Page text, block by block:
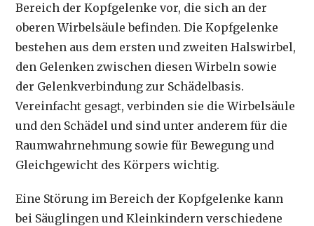
Bereich der Kopfgelenke vor, die sich an der
oberen Wirbelsäule befinden. Die Kopfgelenke
bestehen aus dem ersten und zweiten Halswirbel,
den Gelenken zwischen diesen Wirbeln sowie
der Gelenkverbindung zur Schädelbasis.
Vereinfacht gesagt, verbinden sie die Wirbelsäule
und den Schädel und sind unter anderem für die
Raumwahrnehmung sowie für Bewegung und
Gleichgewicht des Körpers wichtig.
Eine Störung im Bereich der Kopfgelenke kann
bei Säuglingen und Kleinkindern verschiedene